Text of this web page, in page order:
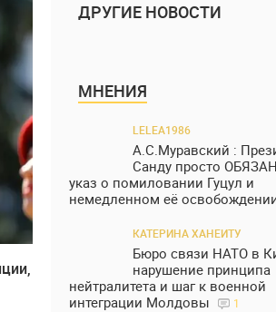
ДРУГИЕ НОВОСТИ
МНЕНИЯ
LELEA1986
А.С.Муравский :
Санду просто
указ о помиловании Гуцул и
немедленном её
КАТЕРИНА ХАНЕИТУ
Бюро связи НАТО в
нарушение принципа
нейтралитета и шаг к военной
интеграции Молдовы
1